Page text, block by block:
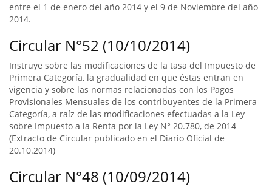
entre el 1 de enero del año 2014 y el 9 de Noviembre del año
2014.
Circular N°52 (10/10/2014)
Instruye sobre las modificaciones de la tasa del Impuesto de
Primera Categoría, la gradualidad en que éstas entran en
vigencia y sobre las normas relacionadas con los Pagos
Provisionales Mensuales de los contribuyentes de la Primera
Categoría, a raíz de las modificaciones efectuadas a la Ley
sobre Impuesto a la Renta por la Ley N° 20.780, de 2014
(Extracto de Circular publicado en el Diario Oficial de
20.10.2014)
Circular N°48 (10/09/2014)